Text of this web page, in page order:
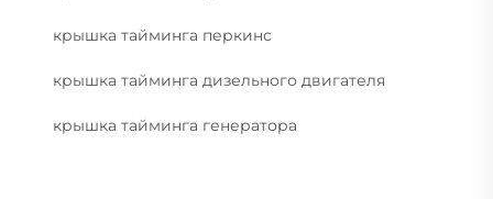
крышка тайминга перкинс
крышка тайминга дизельного двигателя
крышка тайминга генератора